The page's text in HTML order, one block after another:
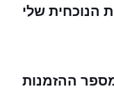
ההזמנות